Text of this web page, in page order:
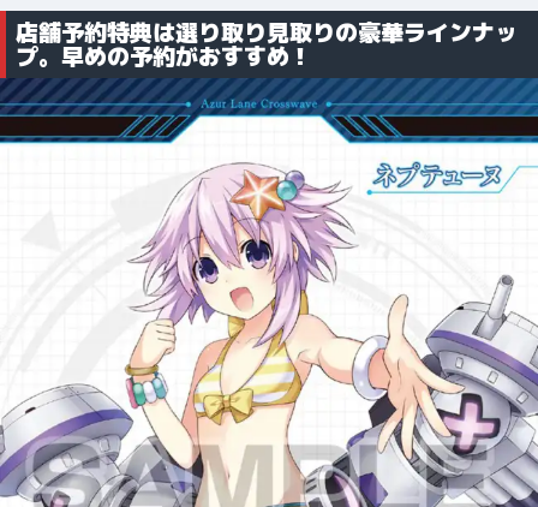
店舗予約特典は選り取り見取りの豪華ラインナッ
プ。早めの予約がおすすめ！